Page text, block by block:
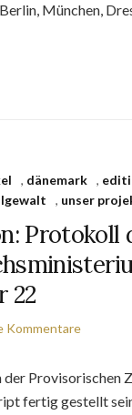
München,
, dänemark ,
, unser
Protokoll
22
Kommentare
Provisorischen
fertig gestellt